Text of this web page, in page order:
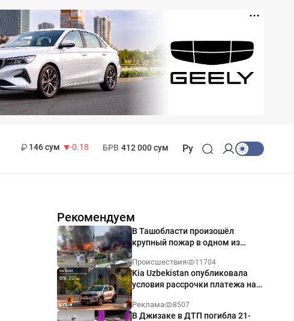
146 сум
-0.18
БРВ 412 000 сум Ру
Рекомендуем
В Ташобласти произошёл
крупный пожар в одном из
Происшествия 11704
Kia Uzbekistan опубликовала
условия рассрочки платежа на
годовых
Реклама 8507
В Джизаке в ДТП погибла 21-